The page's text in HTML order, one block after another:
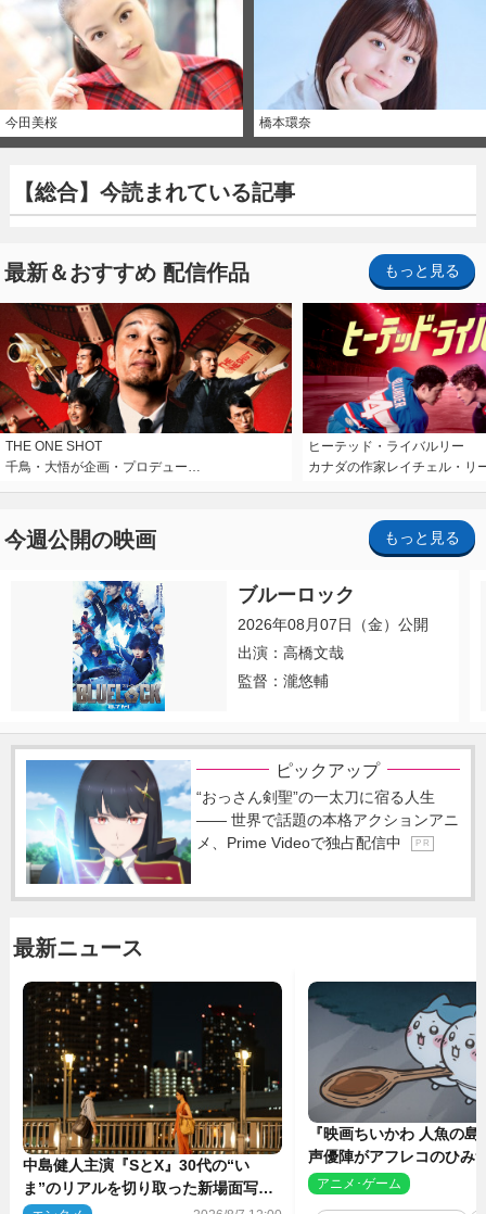
今田美桜 橋本環奈
【総合】今読まれている記事
最新＆おすすめ 配信作品 もっと見る
THE ONE SHOT
千鳥・大悟が企画・プロデュー…
ヒーテッド・ライバルリー
カナダの作家レイチェル・リ
今週公開の映画 もっと見る
ブルーロック
2026年08月07日（金）公開
出演：高橋文哉
監督：瀧悠輔
ピックアップ
“おっさん剣聖”の一太刀に宿る人生
―― 世界で話題の本格アクションアニ
メ、Prime Videoで独占配信中
P R
最新ニュース
中島健人主演『SとX』30代の“い
ま”のリアルを切り取った新場面写真
『映画ちいかわ 人魚の
声優陣がアフレコのひみ
を解説！ 新カットも到
アニメ･ゲーム